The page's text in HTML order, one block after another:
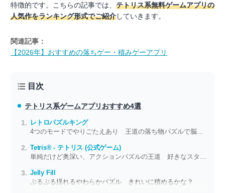
特徴的です。こちらの記事では、 テトリス系無料ゲームアプリの
人気作をランキング形式でご紹介していきます。
関連記事：
【2026年】おすすめの落ちゲー・積みゲーアプリ
目次
テトリス系ゲームアプリ おすすめ4選
レトロパズルキング
Tetris® - テトリス (公式ゲーム)
Jelly Fill
ぷるぷる揺れるやわらかパズル きれいに積めるかな？